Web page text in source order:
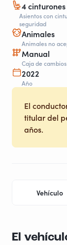
4 cinturones
Asientos con
seguridad
Animales
Animales no
Manual
Caja de cambios
2022
Año
El
titular del
años.
Vehículo
El